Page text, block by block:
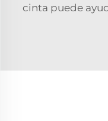
cinta puede